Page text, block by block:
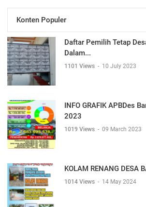
Konten Populer
Daftar Pemilih Tetap
Dalam...
1101 Views - 10 July 2023
INFO GRAFIK APBDes
2023
1019 Views - 09 March 2023
KOLAM RENANG DESA
1014 Views - 14 May 2024